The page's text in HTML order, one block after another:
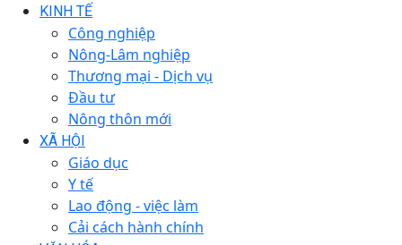
KINH TẾ
Công nghiệp
Nông-Lâm nghiệp
Thương mại - Dịch vụ
Đầu tư
Nông thôn mới
XÃ HỘI
Giáo dục
Y tế
Lao động - việc làm
Cải cách hành chính